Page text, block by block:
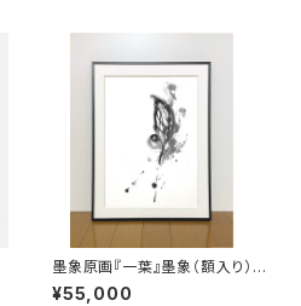
墨象原画『一葉』墨象（額入り）O
riginal Painting「One Card」
¥55,000